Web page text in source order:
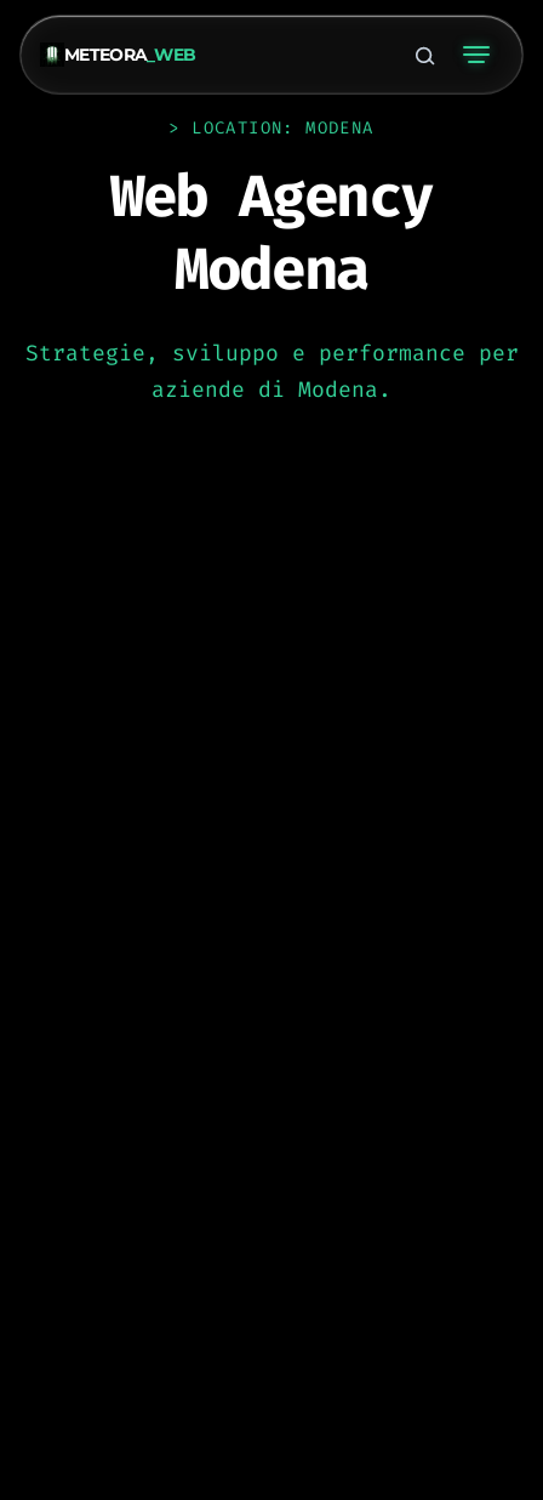
METEORA_WEB
> LOCATION: MODENA
Web Agency
Modena
Strategie, sviluppo e performance per
aziende di Modena.